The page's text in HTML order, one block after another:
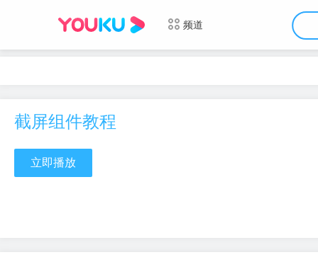
频道
截屏组件教程
立即播放